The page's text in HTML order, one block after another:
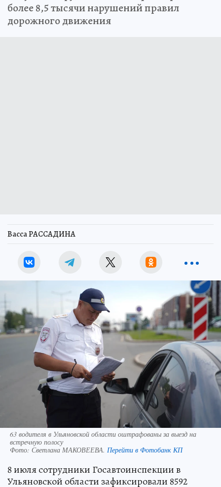
более 8,5 тысячи нарушений правил
дорожного движения
Васса РАССАДИНА
63 водителя в Ульяновской области оштрафованы за выезд на
встречную полосу
Фото: Светлана МАКОВЕЕВА. Перейти в Фотобанк КП
8 июля сотрудники Госавтоинспекции в
Ульяновской области зафиксировали 8592